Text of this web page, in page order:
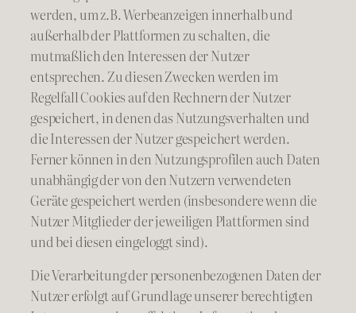
werden, um z.B. Werbeanzeigen innerhalb und
außerhalb der Plattformen zu schalten, die
mutmaßlich den Interessen der Nutzer
entsprechen. Zu diesen Zwecken werden im
Regelfall Cookies auf den Rechnern der Nutzer
gespeichert, in denen das Nutzungsverhalten und
die Interessen der Nutzer gespeichert werden.
Ferner können in den Nutzungsprofilen auch Daten
unabhängig der von den Nutzern verwendeten
Geräte gespeichert werden (insbesondere wenn die
Nutzer Mitglieder der jeweiligen Plattformen sind
und bei diesen eingeloggt sind).
Die Verarbeitung der personenbezogenen Daten der
Nutzer erfolgt auf Grundlage unserer berechtigten